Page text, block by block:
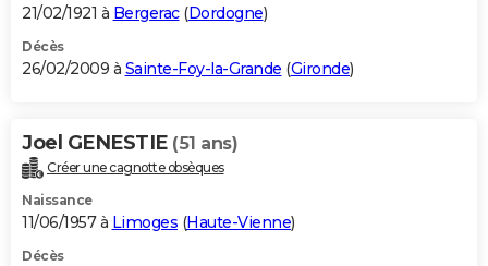
21/02/1921 à Bergerac(Dordogne)
Décès
26/02/2009 à Sainte-Foy-la-Grande (Gironde)
Joel GENESTIE (51 ans)
Créer une cagnotte obsèques
Naissance
11/06/1957 à Limoges (Haute-Vienne)
Décès